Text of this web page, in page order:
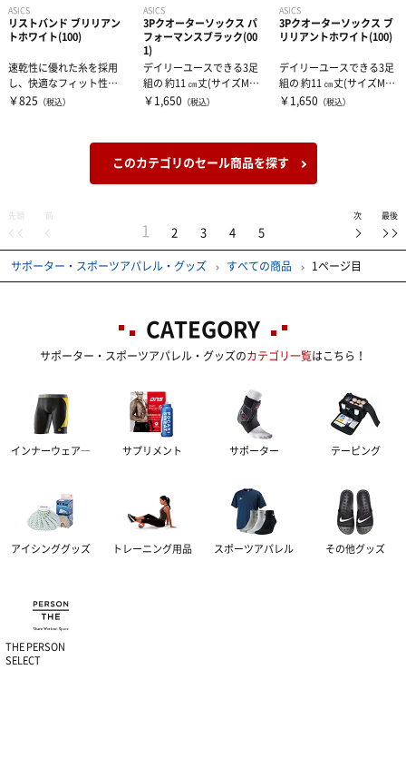
ASICS
リストバンド ブリリアン
トホワイト(100)
速乾性に優れた糸を採用
し、快適なフィット性を
追求。
￥825 （税込）
ASICS
3Pクオーターソックス パ
フォーマンスブラック(00
1)
デイリーユースできる3足
組の 約11 ㎝丈(サイズM)
のソックス。
￥1,650 （税込）
ASICS
3Pクオーターソックス ブ
リリアントホワイト(100)
デイリーユースできる3足
組の 約11 ㎝丈(サイズM)
のソックス。
￥1,650 （税込）
このカテゴリのセール商品を探す
先頭 前
1 2 3 4 5
次 最後
サポーター・スポーツアパレル・グッズ すべての商品 1ページ目
CATEGORY
サポーター・スポーツアパレル・グッズのカテゴリ一覧はこちら！
インナーウェア― サプリメント サポーター テーピング
アイシンググッズ トレーニング用品 スポーツアパレル その他グッズ
THE PERSON
SELECT